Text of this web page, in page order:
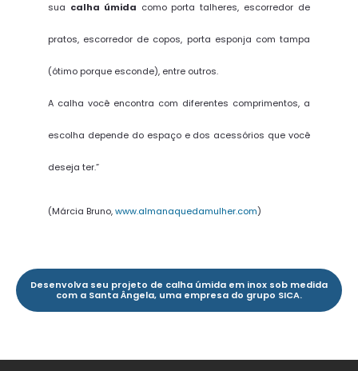
sua calha úmida como porta talheres, escorredor de
pratos, escorredor de copos, porta esponja com tampa
(ótimo porque esconde), entre outros.
A calha você encontra com diferentes comprimentos, a
escolha depende do espaço e dos acessórios que você
deseja ter.”
(Márcia Bruno,www.almanaquedamulher.com)
Desenvolva seu projeto de calha úmida em inox sob medida
com a Santa Ângela, uma empresa do grupo SICA.